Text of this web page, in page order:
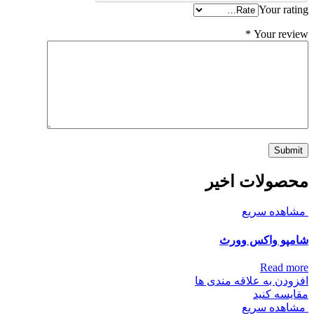
Your rating
Your review
*
محصولات اخیر
مشاهده سریع
شامپو واکس وورث
Read more
افزودن به علاقه مندی ها
مقایسه کنید
مشاهده سریع